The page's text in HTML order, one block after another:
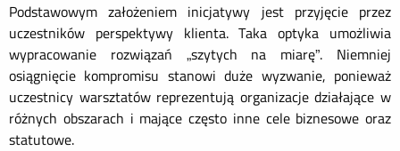
Podstawowym założeniem inicjatywy jest przyjęcie przez
uczestników perspektywy klienta. Taka optyka umożliwia
wypracowanie rozwiązań „szytych na miarę”. Niemniej
osiągnięcie kompromisu stanowi duże wyzwanie, ponieważ
uczestnicy warsztatów reprezentują organizacje działające w
różnych obszarach i mające często inne cele biznesowe oraz
statutowe.